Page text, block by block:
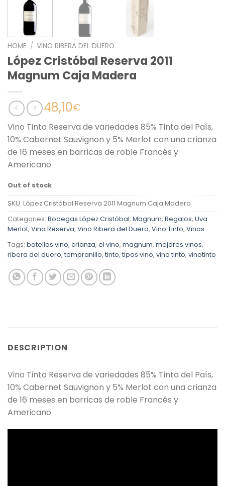
HOME / VINO RIBERA DEL DUERO
López Cristóbal Reserva 2011
Magnum Caja Madera
48,10€
Vino Tinto Reserva de variedades 85% Tinta del País,
10% Cabernet Sauvignon y 5% Merlot con una crianza
de 16 meses en barricas de roble Francés y
Americano
Out of stock
SKU: López Cristóbal Reserva 2011 Magnum Caja Madera
Categories: Bodegas López Cristóbal, Magnum, Regalos, Uva
Merlot, Vino Reserva, Vino Ribera del Duero, Vino Tinto, Vinos
Tags: botellas vino, crianza, el vino, magnum, mejores vinos,
ribera del duero, tempranillo, tinto, tipos vino, vino tinto, vinotinto
DESCRIPTION
Vino Tinto Reserva de variedades 85% Tinta del País,
10% Cabernet Sauvignon y 5% Merlot con una crianza
de 16 meses en barricas de roble Francés y
Americano